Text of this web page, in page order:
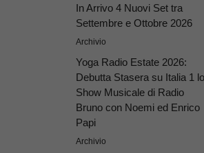
In Arrivo 4 Nuovi Set tra
Settembre e Ottobre 2026
Archivio
Yoga Radio Estate 2026:
Debutta Stasera su Italia 1 lo
Show Musicale di Radio
Bruno con Noemi ed Enrico
Papi
Archivio